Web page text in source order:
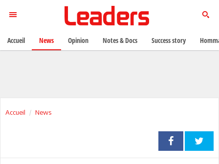
Accueil News
Accueil News Opinion Notes & Docs Success story